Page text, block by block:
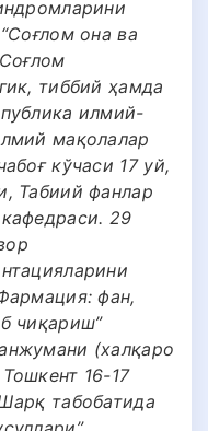
она ва
тиббий ҳамда
илмий-
мақолалар
кўчаси 17 уй,
Табиий фанлар
29
фан,
чиқариш”
(халқаро
16-17
табобатида